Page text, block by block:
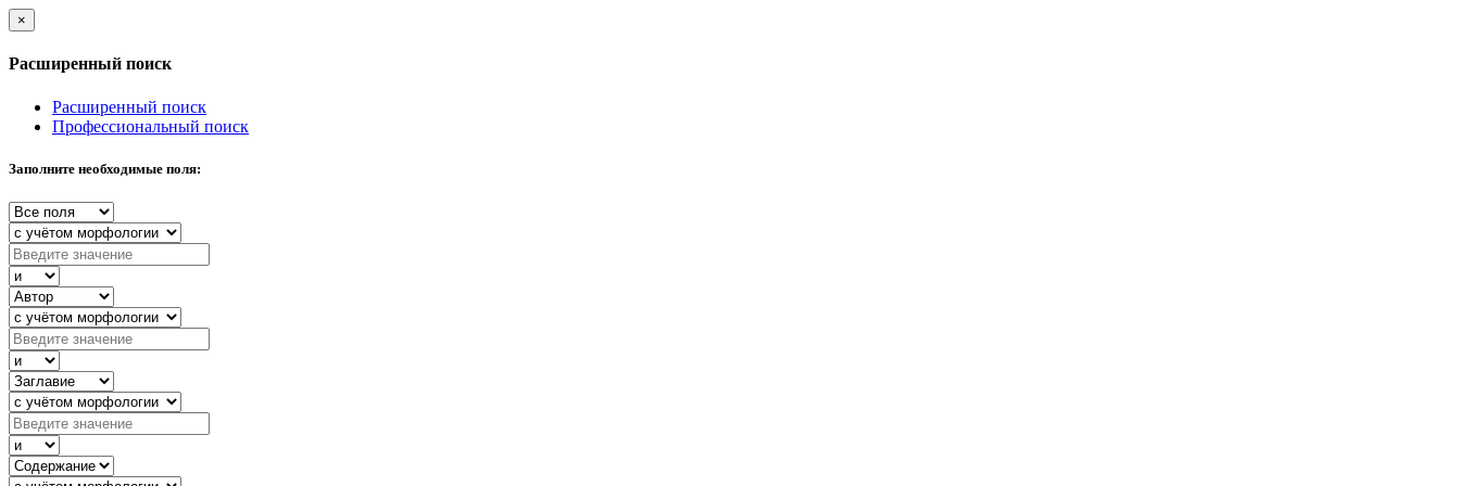
×
Расширенный поиск
Расширенный поиск
Профессиональный поиск
Заполните необходимые поля: